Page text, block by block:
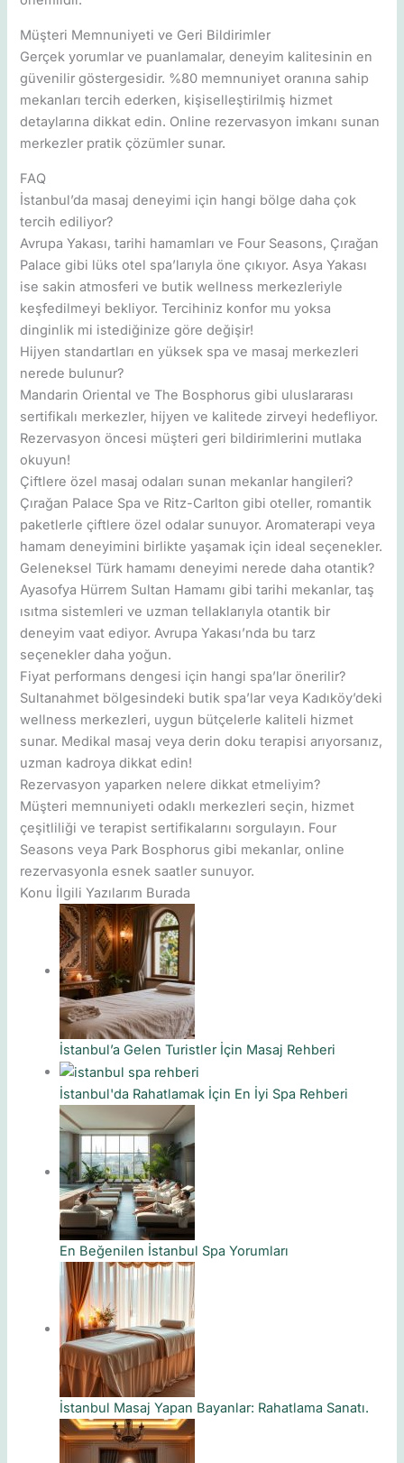
Müşteri Memnuniyeti ve Geri Bildirimler
Gerçek yorumlar ve puanlamalar, deneyim kalitesinin en
güvenilir göstergesidir. %80 memnuniyet oranına sahip
mekanları tercih ederken, kişiselleştirilmiş hizmet
detaylarına dikkat edin. Online rezervasyon imkanı sunan
merkezler pratik çözümler sunar.
FAQ
İstanbul’da masaj deneyimi için hangi bölge daha çok
tercih ediliyor?
Avrupa Yakası, tarihi hamamları ve Four Seasons, Çırağan
Palace gibi lüks otel spa’larıyla öne çıkıyor. Asya Yakası
ise sakin atmosferi ve butik wellness merkezleriyle
keşfedilmeyi bekliyor. Tercihiniz konfor mu yoksa
dinginlik mi istediğinize göre değişir!
Hijyen standartları en yüksek spa ve masaj merkezleri
nerede bulunur?
Mandarin Oriental ve The Bosphorus gibi uluslararası
sertifikalı merkezler, hijyen ve kalitede zirveyi hedefliyor.
Rezervasyon öncesi müşteri geri bildirimlerini mutlaka
okuyun!
Çiftlere özel masaj odaları sunan mekanlar hangileri?
Çırağan Palace Spa ve Ritz-Carlton gibi oteller, romantik
paketlerle çiftlere özel odalar sunuyor. Aromaterapi veya
hamam deneyimini birlikte yaşamak için ideal seçenekler.
Geleneksel Türk hamamı deneyimi nerede daha otantik?
Ayasofya Hürrem Sultan Hamamı gibi tarihi mekanlar, taş
ısıtma sistemleri ve uzman tellaklarıyla otantik bir
deneyim vaat ediyor. Avrupa Yakası’nda bu tarz
seçenekler daha yoğun.
Fiyat performans dengesi için hangi spa’lar önerilir?
Sultanahmet bölgesindeki butik spa’lar veya Kadıköy’deki
wellness merkezleri, uygun bütçelerle kaliteli hizmet
sunar. Medikal masaj veya derin doku terapisi arıyorsanız,
uzman kadroya dikkat edin!
Rezervasyon yaparken nelere dikkat etmeliyim?
Müşteri memnuniyeti odaklı merkezleri seçin, hizmet
çeşitliliği ve terapist sertifikalarını sorgulayın. Four
Seasons veya Park Bosphorus gibi mekanlar, online
rezervasyonla esnek saatler sunuyor.
Konu İlgili Yazılarım Burada
İstanbul’a Gelen Turistler İçin Masaj Rehberi
İstanbul'da Rahatlamak İçin En İyi Spa Rehberi
En Beğenilen İstanbul Spa Yorumları
İstanbul Masaj Yapan Bayanlar: Rahatlama Sanatı.